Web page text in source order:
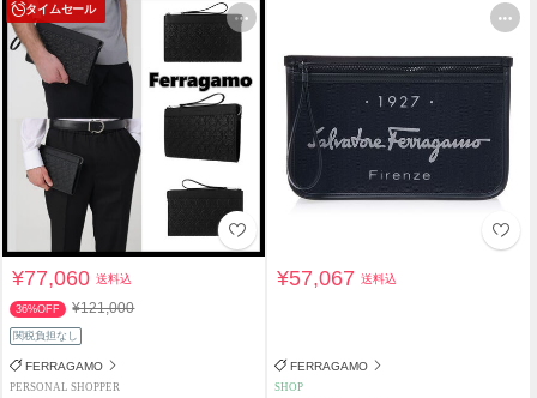
タイムセール
¥77,060送料込
36%OFF ¥121,000
関税負担なし
FERRAGAMO
PERSONAL SHOPPER
¥57,067送料込
FERRAGAMO
SHOP